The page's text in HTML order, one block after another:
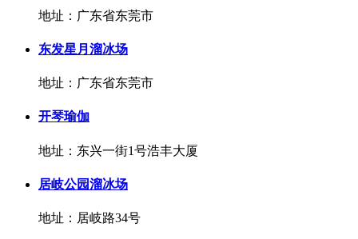
地址：广东省东莞市
东发星月溜冰场
地址：广东省东莞市
开琴瑜伽
地址：东兴一街1号浩丰大厦
居岐公园溜冰场
地址：居岐路34号